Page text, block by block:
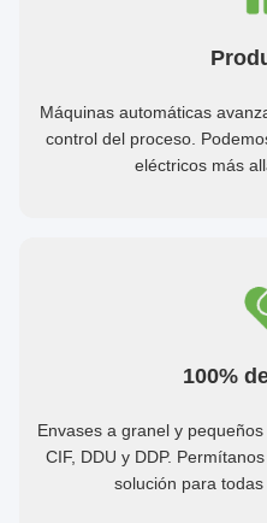
Máquinas automáticas
control del proceso.
eléctricos más
100%
Envases a granel y
CIF, DDU y DDP.
solución para